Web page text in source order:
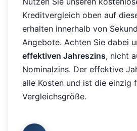
Kreditvergleich oben auf
erhalten innerhalb von
Angebote. Achten Sie dabei
effektiven Jahreszins, nicht
Nominalzins. Der effektive
alle Kosten und ist die einzig
Vergleichsgröße.